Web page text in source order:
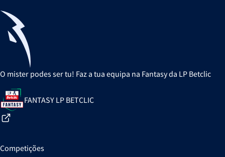
O mister podes ser tu! Faz a tua equipa na Fantasy da LP Betclic
FANTASY LP BETCLIC
Competições